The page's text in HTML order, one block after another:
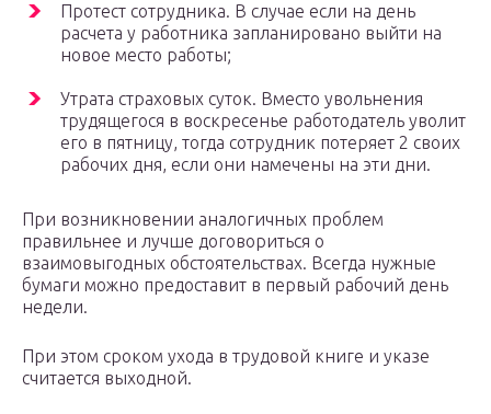
Протест сотрудника. В случае если на день
расчета у работника запланировано выйти на
новое место работы;
Утрата страховых суток. Вместо увольнения
трудящегося в воскресенье работодатель уволит
его в пятницу, тогда сотрудник потеряет 2 своих
рабочих дня, если они намечены на эти дни.
При возникновении аналогичных проблем
правильнее и лучше договориться о
взаимовыгодных обстоятельствах. Всегда нужные
бумаги можно предоставит в первый рабочий день
недели.
При этом сроком ухода в трудовой книге и указе
считается выходной.